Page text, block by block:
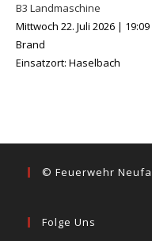
B3 Landmaschine
Mittwoch 22. Juli 2026 | 19:09
Brand
Einsatzort: Haselbach
© Feuerwehr
Folge Uns